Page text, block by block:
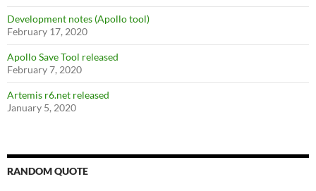
Development notes (Apollo tool)
February 17, 2020
Apollo Save Tool released
February 7, 2020
Artemis r6.net released
January 5, 2020
RANDOM QUOTE